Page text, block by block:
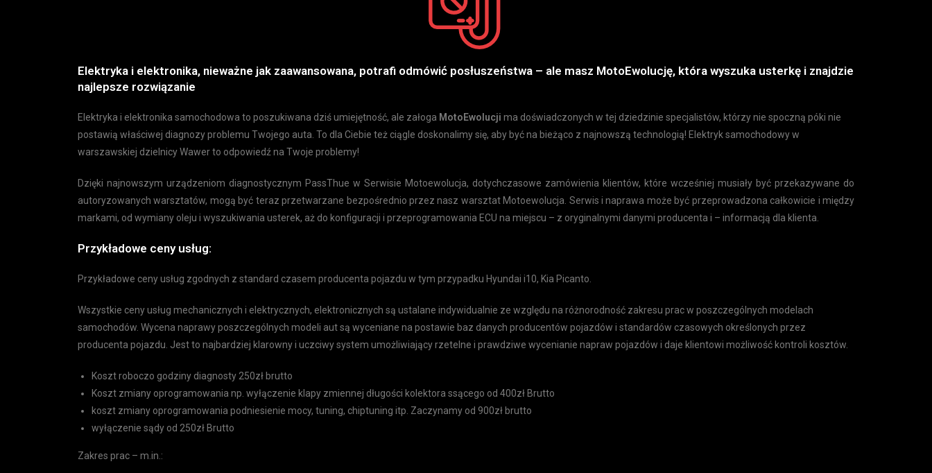
Elektryka i elektronika, nieważne jak zaawansowana, potrafi odmówić posłuszeństwa – ale masz MotoEwolucję, która wyszuka usterkę i znajdzie
najlepsze rozwiązanie
Elektryka i elektronika samochodowa to poszukiwana dziś umiejętność, ale załoga MotoEwolucji ma doświadczonych w tej dziedzinie specjalistów, którzy nie spoczną póki nie
postawią właściwej diagnozy problemu Twojego auta. To dla Ciebie też ciągle doskonalimy się, aby być na bieżąco z najnowszą technologią! Elektryk samochodowy w
warszawskiej dzielnicy Wawer to odpowiedź na Twoje problemy!
Dzięki najnowszym urządzeniom diagnostycznym PassThue w Serwisie Motoewolucja, dotychczasowe zamówienia klientów, które wcześniej musiały być przekazywane do
autoryzowanych warsztatów, mogą być teraz przetwarzane bezpośrednio przez nasz warsztat Motoewolucja. Serwis i naprawa może być przeprowadzona całkowicie i między
markami, od wymiany oleju i wyszukiwania usterek, aż do konfiguracji i przeprogramowania ECU na miejscu – z oryginalnymi danymi producenta i – informacją dla klienta.
Przykładowe ceny usług:
Przykładowe ceny usług zgodnych z standard czasem producenta pojazdu w tym przypadku Hyundai i10, Kia Picanto.
Wszystkie ceny usług mechanicznych i elektrycznych, elektronicznych są ustalane indywidualnie ze względu na różnorodność zakresu prac w poszczególnych modelach
samochodów. Wycena naprawy poszczególnych modeli aut są wyceniane na postawie baz danych producentów pojazdów i standardów czasowych określonych przez
producenta pojazdu. Jest to najbardziej klarowny i uczciwy system umożliwiający rzetelne i prawdziwe wycenianie napraw pojazdów i daje klientowi możliwość kontroli kosztów.
Koszt roboczo godziny diagnosty 250zł brutto
Koszt zmiany oprogramowania np. wyłączenie klapy zmiennej długości kolektora ssącego od 400zł Brutto
koszt zmiany oprogramowania podniesienie mocy, tuning, chiptuning itp. Zaczynamy od 900zł brutto
wyłączenie sądy od 250zł Brutto
Zakres prac – m.in.: